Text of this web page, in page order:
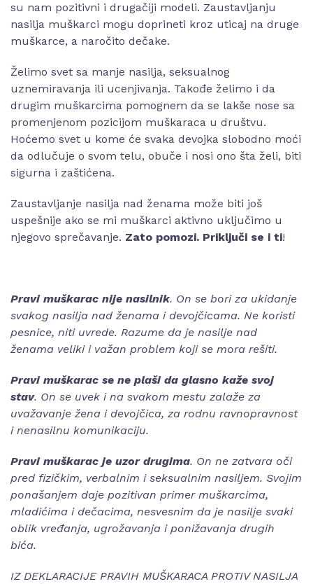
su nam pozitivni i drugačiji modeli. Zaustavljanju
nasilja muškarci mogu doprineti kroz uticaj na druge
muškarce, a naročito dečake.
Želimo svet sa manje nasilja, seksualnog
uznemiravanja ili ucenjivanja. Takođe želimo i da
drugim muškarcima pomognem da se lakše nose sa
promenjenom pozicijom muškaraca u društvu.
Hoćemo svet u kome će svaka devojka slobodno moći
da odlučuje o svom telu, obuče i nosi ono šta želi, biti
sigurna i zaštićena.
Zaustavljanje nasilja nad ženama može biti još
uspešnije ako se mi muškarci aktivno uključimo u
njegovo sprečavanje. Zato pomozi. Priključi se i ti!
Pravi muškarac nije nasilnik. On se bori za ukidanje
svakog nasilja nad ženama i devojčicama. Ne koristi
pesnice, niti uvrede. Razume da je nasilje nad
ženama veliki i važan problem koji se mora rešiti.
Pravi muškarac se ne plaši da glasno kaže svoj
stav. On se uvek i na svakom mestu zalaže za
uvažavanje žena i devojčica, za rodnu ravnopravnost
i nenasilnu komunikaciju.
Pravi muškarac je uzor drugima. On ne zatvara oči
pred fizičkim, verbalnim i seksualnim nasiljem. Svojim
ponašanjem daje pozitivan primer muškarcima,
mladićima i dečacima, nesvesnim da je nasilje svaki
oblik vređanja, ugrožavanja i ponižavanja drugih
bića.
IZ DEKLARACIJE PRAVIH MUŠKARACA PROTIV NASILJA